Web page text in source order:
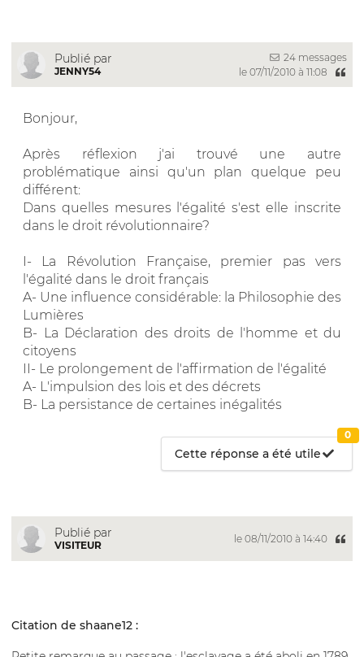
Publié par
JENNY54
24 messages
le 07/11/2010 à 11:08
Bonjour,
Après réflexion j'ai trouvé une autre
problématique ainsi qu'un plan quelque peu
différent:
Dans quelles mesures l'égalité s'est elle inscrite
dans le droit révolutionnaire?
I- La Révolution Française, premier pas vers
l'égalité dans le droit français
A- Une influence considérable: la Philosophie des
Lumières
B- La Déclaration des droits de l'homme et du
citoyens
II- Le prolongement de l'affirmation de l'égalité
A- L'impulsion des lois et des décrets
B- La persistance de certaines inégalités
Cette réponse a été utile
0
Publié par
VISITEUR
le 08/11/2010 à 14:40
Citation de shaane12 :